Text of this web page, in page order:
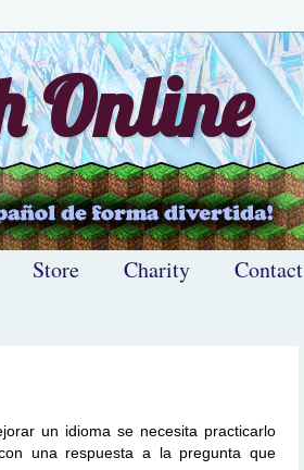
Online
Store Charity Contact
un idioma se necesita practicarlo
una respuesta a la pregunta que